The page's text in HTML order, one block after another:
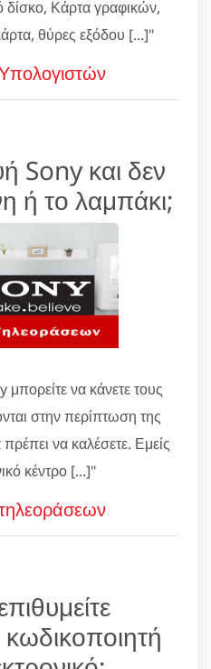
Κάρτα γραφικών,
θύρες εξόδου [...]"
Sony και δεν
ή το λαμπάκι;
να κάνετε τους
στην περίπτωση της
να καλέσετε. Εμείς
κέντρο [...]"